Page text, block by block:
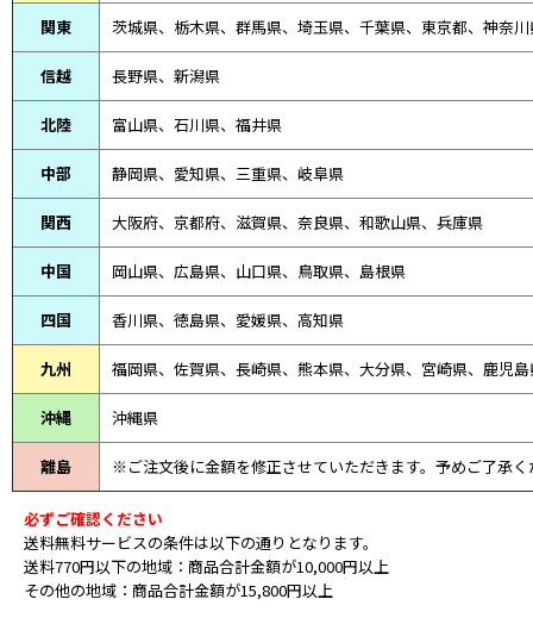
関東 茨城県、栃木県、群馬県、埼玉県、千葉県、東京都、神奈
信越 長野県、新潟県
北陸 富山県、 石川県、 福井県
中部 静岡県、 愛知県、 三重県、 岐阜県
関西 大阪府、京都府、滋賀県、奈良県、和歌山県、兵庫県
中国 岡山県、広島県、山口県、鳥取県、島根県
四国 香川県、徳島県、愛媛県、高知県
九州 福岡県、佐賀県、長崎県、熊本県、大分県、宮崎県、鹿児
沖縄 沖縄県
離島 ※ご注文後に金額を修正させていただきます。予めご了承く
必ずご確認ください
送料無料サービスの条件は以下の通りとなります。
送料770円以下の地域：商品合計金額が10,000円以上
その他の地域：商品合計金額が15,800円以上